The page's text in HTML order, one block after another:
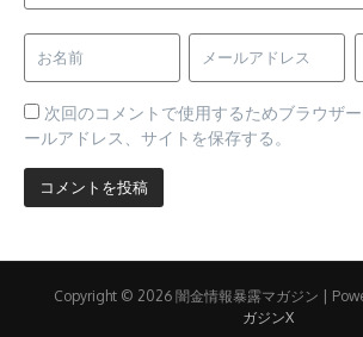
次回のコメントで使用するためブラウザ
ールアドレス、サイトを保存する。
Copyright © 2026 闇金情報暴露マガジン |
ガジンX